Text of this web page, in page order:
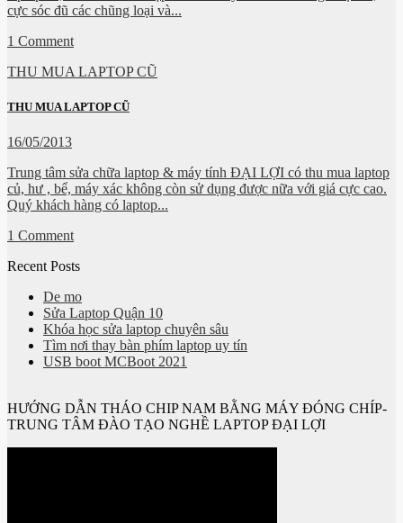
cực sóc đũ các chũng loại và...
1 Comment
THU MUA LAPTOP CŨ
THU MUA LAPTOP CŨ
16/05/2013
Trung tâm sửa chữa laptop & máy tính ĐẠI LỢI có thu mua laptop
củ, hư , bể, máy xác không còn sử dụng được nữa với giá cực cao.
Quý khách hàng có laptop...
1 Comment
Recent Posts
De mo
Sửa Laptop Quận 10
Khóa học sửa laptop chuyên sâu
Tìm nơi thay bàn phím laptop uy tín
USB boot MCBoot 2021
HƯỚNG DẪN THÁO CHIP NAM BẰNG MÁY ĐÓNG CHÍP-
TRUNG TÂM ĐÀO TẠO NGHỀ LAPTOP ĐẠI LỢI